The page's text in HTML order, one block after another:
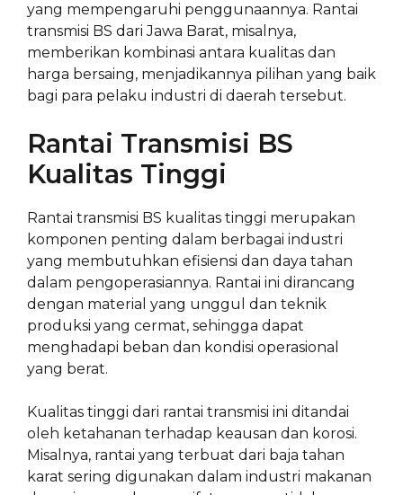
yang mempengaruhi penggunaannya. Rantai
transmisi BS dari Jawa Barat, misalnya,
memberikan kombinasi antara kualitas dan
harga bersaing, menjadikannya pilihan yang baik
bagi para pelaku industri di daerah tersebut.
Rantai Transmisi BS
Kualitas Tinggi
Rantai transmisi BS kualitas tinggi merupakan
komponen penting dalam berbagai industri
yang membutuhkan efisiensi dan daya tahan
dalam pengoperasiannya. Rantai ini dirancang
dengan material yang unggul dan teknik
produksi yang cermat, sehingga dapat
menghadapi beban dan kondisi operasional
yang berat.
Kualitas tinggi dari rantai transmisi ini ditandai
oleh ketahanan terhadap keausan dan korosi.
Misalnya, rantai yang terbuat dari baja tahan
karat sering digunakan dalam industri makanan